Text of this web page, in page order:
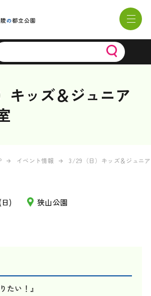
キッズ＆ジュニア
イベント情報 3/29（日）キッズ＆ジュニ
) 狭山公園
たい！』